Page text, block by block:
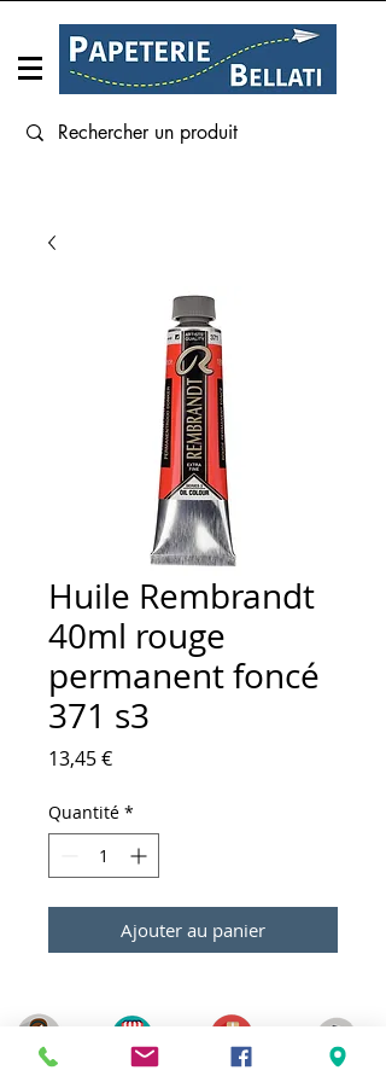
Huile Rembrandt
40ml rouge
permanent foncé
371 s3
13,45 €Prix
Quantité *
Ajouter au panier
Service client
Paiement sécurisé
Click & Collect 2H
Livraison gratuite